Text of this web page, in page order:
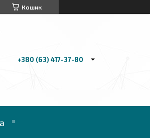
Кошик
+380 (63) 417-37-80